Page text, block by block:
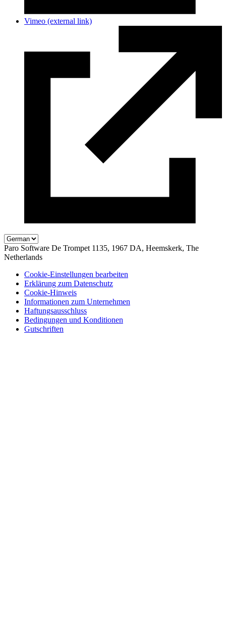
Vimeo (external link)
Paro Software De Trompet 1135, 1967 DA, Heemskerk, The
Netherlands
Cookie-Einstellungen bearbeiten
Erklärung zum Datenschutz
Cookie-Hinweis
Informationen zum Unternehmen
Haftungsausschluss
Bedingungen und Konditionen
Gutschriften